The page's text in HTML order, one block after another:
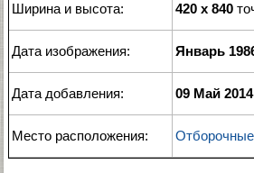
Ширина и высота: 420 x 840
Дата изображения: Январь
Дата добавления: 09 Май 2014
Место расположения: Отборочные